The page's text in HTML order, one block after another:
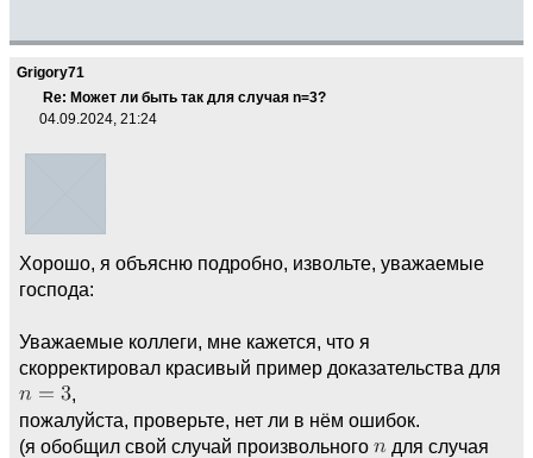
Grigory71
Re: Может ли быть так для случая n=3?
04.09.2024, 21:24
Хорошо, я объясню подробно, извольте, уважаемые
господа:
Уважаемые коллеги, мне кажется, что я
скорректировал красивый пример доказательства для
,
пожалуйста, проверьте, нет ли в нём ошибок.
(я обобщил свой случай произвольного
для случая